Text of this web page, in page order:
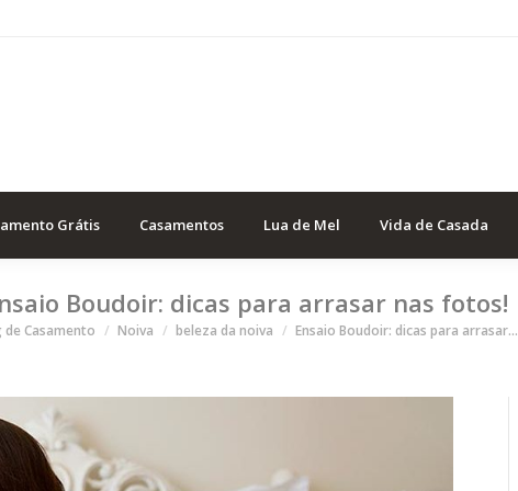
Grátis Casamentos Lua de Mel Vida de Casada
Boudoir: dicas para arrasar nas fotos!
está aqui
de Casamento Noiva beleza da noiva Ensaio Boudoir: dicas para arrasar…